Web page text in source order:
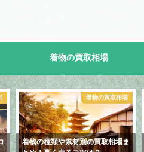
着物の買取相場
着物の買取相場
着物の種類や素材別の買取相場ま